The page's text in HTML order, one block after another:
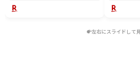
左右にスライドして